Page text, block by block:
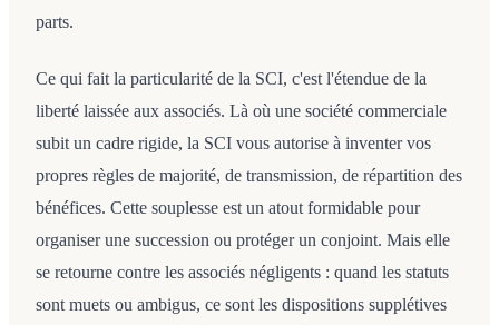
parts.
Ce qui fait la particularité de la SCI, c'est l'étendue de la
liberté laissée aux associés. Là où une société commerciale
subit un cadre rigide, la SCI vous autorise à inventer vos
propres règles de majorité, de transmission, de répartition des
bénéfices. Cette souplesse est un atout formidable pour
organiser une succession ou protéger un conjoint. Mais elle
se retourne contre les associés négligents : quand les statuts
sont muets ou ambigus, ce sont les dispositions supplétives